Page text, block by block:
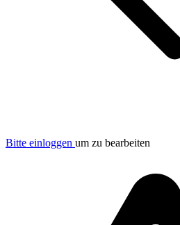
Bitte einloggen um zu bearbeiten